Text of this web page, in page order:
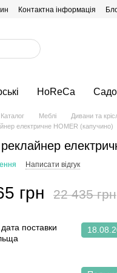
Контактна інформація
HoReCa
Каталог Меблі Дивани та
електричне HOMER (капучино)
реклайнер
Написати відгук
грн 22 435 грн
поставки